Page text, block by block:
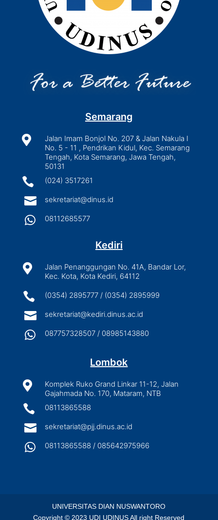
Semarang

Jalan Imam Bonjol No. 207 & Jalan Nakula I
No. 5 - 11 , Pendrikan Kidul, Kec. Semarang
Tengah, Kota Semarang, Jawa Tengah,
50131
 (024) 3517261
 sekretariat@dinus.id
 08112685577
Kediri

Jalan Penanggungan No. 41A, Bandar Lor,
Kec. Kota, Kota Kediri, 64112
 (0354) 2895777 / (0354) 2895999
 sekretariat@kediri.dinus.ac.id
 087757328507 / 08985143880
Lombok

Komplek Ruko Grand Linkar 11-12, Jalan
Gajahmada No. 170, Mataram, NTB
 08113865588
 sekretariat@pjj.dinus.ac.id
 08113865588 / 085642975966
UNIVERSITAS DIAN NUSWANTORO
Copyright © 2023 UDI UDINUS All right Reserved